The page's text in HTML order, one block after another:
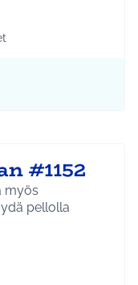
Liikunta ja
#1152
myös
pellolla
Tuusulan kylät
teeman mukaan: